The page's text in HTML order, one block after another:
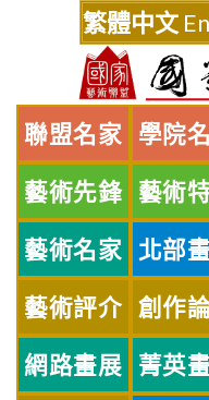
繁體中文
聯盟名家 學院
藝術先鋒 藝術
藝術名家 北部
藝術評介 創作
網路畫展 菁英